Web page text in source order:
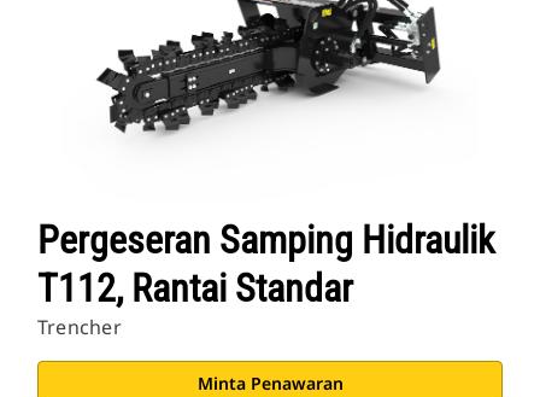
Pergeseran Samping Hidraulik
T112, Rantai Standar
Trencher
Minta Penawaran